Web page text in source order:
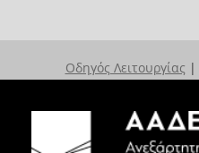
Οδηγός Λειτουργίας |